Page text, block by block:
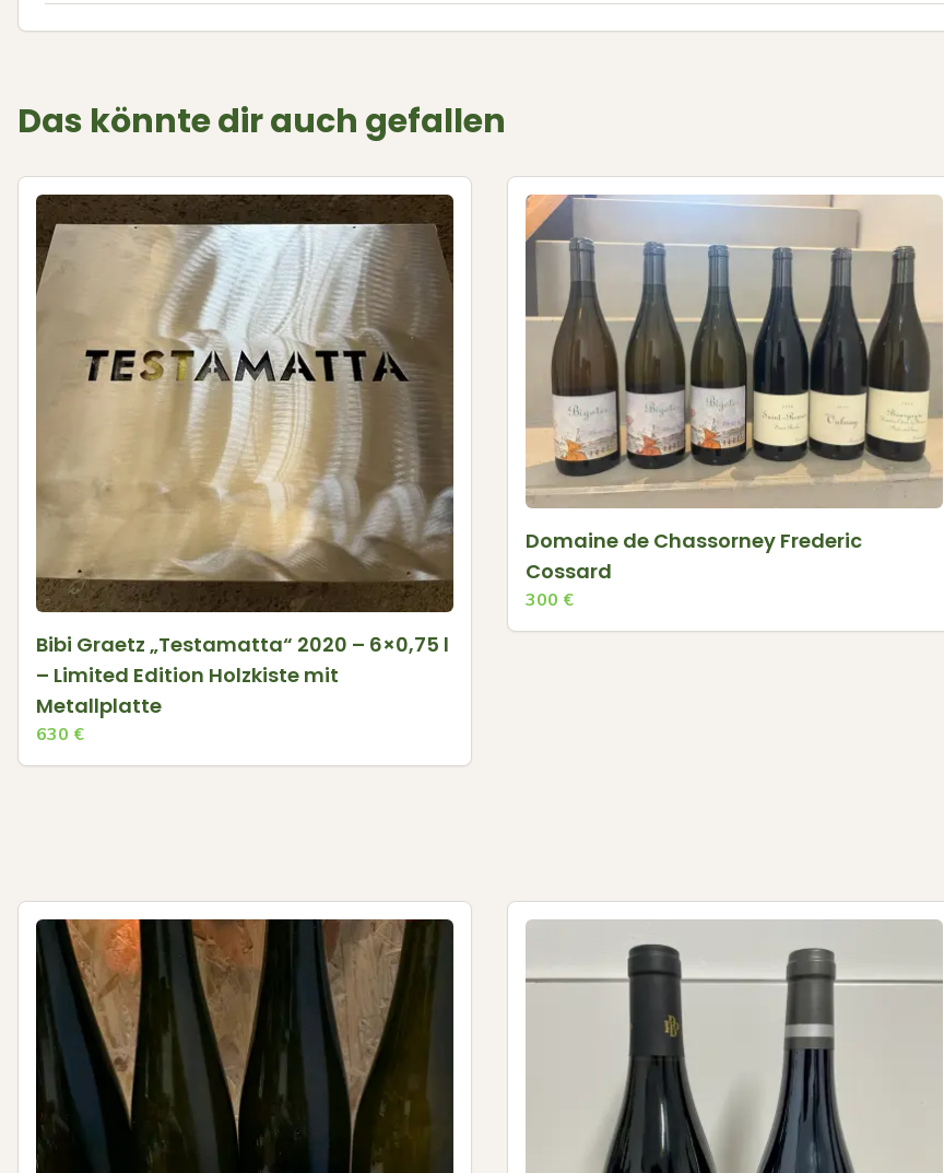
Das könnte dir auch gefallen
Bibi Graetz „Testamatta“ 2020 – 6×0,75 l
– Limited Edition Holzkiste mit
Metallplatte
630 €
Domaine de Chassorney Frederic
Cossard
300 €